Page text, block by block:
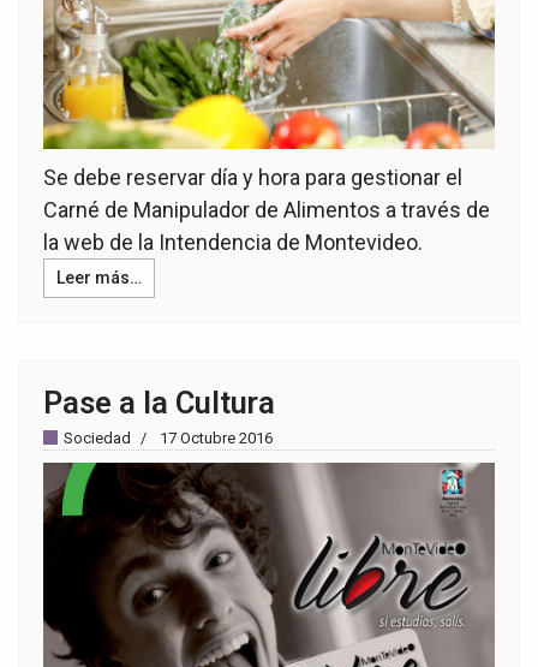
Se debe reservar día y hora para gestionar el
Carné de Manipulador de Alimentos a través de
la web de la Intendencia de Montevideo.
Leer más…
Pase a la Cultura
Sociedad 17 Octubre 2016